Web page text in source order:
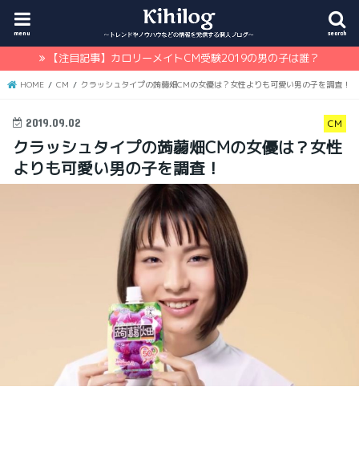
search
menu
【注目記事】カロリーメイトCM受験2019の男の子は誰？
HOME CM クラッシュタイプの蒟蒻畑CMの女優は？女性よりも可愛い男の子を調査！
CM
2019.09.02
クラッシュタイプの蒟蒻畑CMの女優は？女性
よりも可愛い男の子を調査！